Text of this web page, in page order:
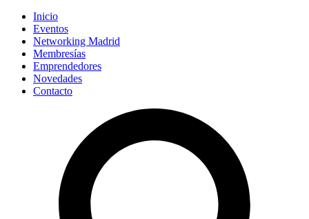
Inicio
Eventos
Networking Madrid
Membresías
Emprendedores
Novedades
Contacto